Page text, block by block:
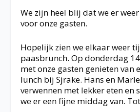
We zijn heel blij dat we er
voor onze gasten.
Hopelijk zien we elkaarweer
paasbrunch. Op donderdag
met onze gasten genieten van
lunch bij Sjrake. Hans en
verwennen met lekker eten en
we er een fijne middag van.